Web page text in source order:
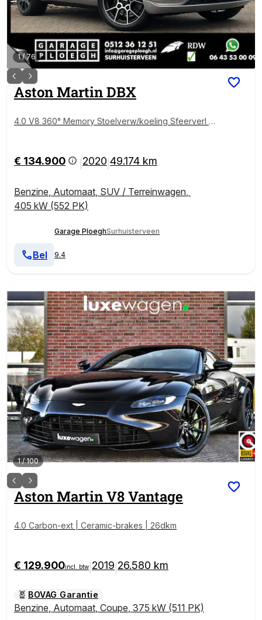
1/76
Aston MartinDBX
4.0 V8 360° Memory Stoelverw/koeling Sfeerverl Pa
€ 134.900 2020 49.174 km
Benzine, Automaat, SUV / Terreinwagen,
405 kW (552 PK)
Garage PloeghSurhuisterveen
9.4
Bel
1/100
Aston MartinV8 Vantage
4.0 Carbon-ext | Ceramic-brakes | 26dkm
€ 129.900incl. btw 2019 26.580 km
BOVAG Garantie
Benzine, Automaat, Coupe, 375 kW (511 PK)